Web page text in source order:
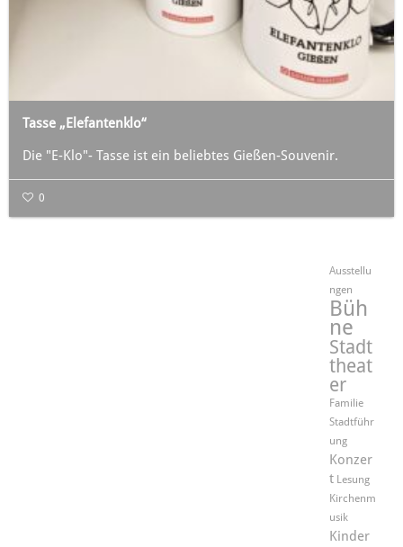
Tasse „Elefantenklo“
Die "E-Klo"- Tasse ist ein beliebtes Gießen-Souvenir.
0
Ausstellu
ngen
Büh
ne
Stadt
theat
er
Familie
Stadtführ
ung
Konzer
t Lesung
Kirchenm
usik
Kinder